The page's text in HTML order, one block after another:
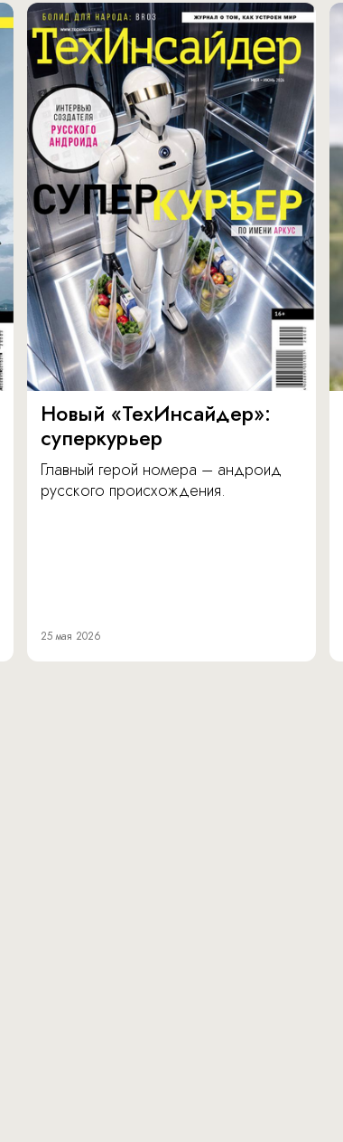
Новый «ТехИнсайдер»:
суперкурьер
Главный герой номера – андроид
русского происхождения.
25 мая 2026